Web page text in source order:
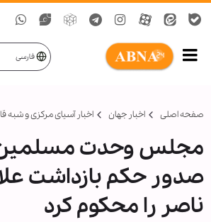
فارسی
صفحه اصلی اخبار جهان اخبار آسیای مرکزی و شبه
مجلس وحدت مسلمین
صدور حکم بازداشت
ناصر را محکوم کرد